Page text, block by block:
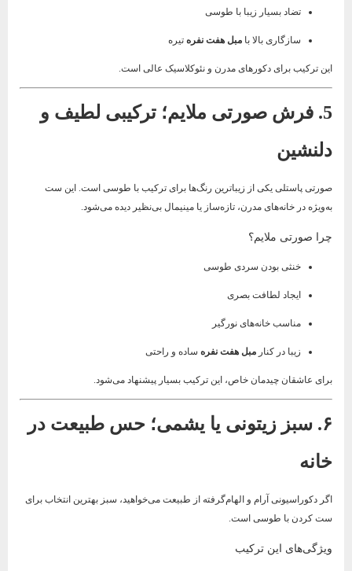
تضاد بسیار زیبا با طوسی
سازگاری بالا بامبل هفت نفره تیره
این ترکیب برای دکورهای مدرن و نئوکلاسیک عالی است.
5. فرش صورتی ملایم؛ ترکیبی لطیف و
دلنشین
صورتی پاستلی یکی از زیباترین رنگ‌ها برای ترکیب با طوسی است. این ست
به‌ویژه در خانه‌های مدرن، تازه‌ساز یا مینیمال بی‌نظیر دیده می‌شود.
چرا صورتی ملایم؟
خنثی بودن سردی طوسی
ایجاد لطافت بصری
مناسب خانه‌های نورگیر
زیبا در کنارمبل هفت نفره ساده و راحتی
برای عاشقان چیدمان خاص، این ترکیب بسیار پیشنهاد می‌شود.
۶. سبز زیتونی یا یشمی؛ حس طبیعت در
خانه
اگر دکوراسیونی آرام و الهام‌گرفته از طبیعت می‌خواهید، سبز بهترین انتخاب برای
ست کردن با طوسی است.
ویژگی‌های این ترکیب